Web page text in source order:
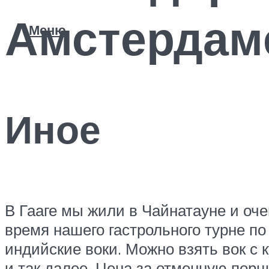
Меню
Иное
В Гааге мы жили в Чайнатауне и
время нашего гастрольного турне
индийские воки. Можно взять вок